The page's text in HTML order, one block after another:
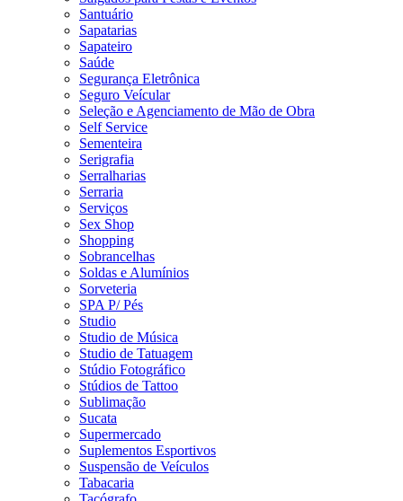
Santuário
Sapatarias
Sapateiro
Saúde
Segurança Eletrônica
Seguro Veícular
Seleção e Agenciamento de Mão de Obra
Self Service
Sementeira
Serigrafia
Serralharias
Serraria
Serviços
Sex Shop
Shopping
Sobrancelhas
Soldas e Alumínios
Sorveteria
SPA P/ Pés
Studio
Studio de Música
Studio de Tatuagem
Stúdio Fotográfico
Stúdios de Tattoo
Sublimação
Sucata
Supermercado
Suplementos Esportivos
Suspensão de Veículos
Tabacaria